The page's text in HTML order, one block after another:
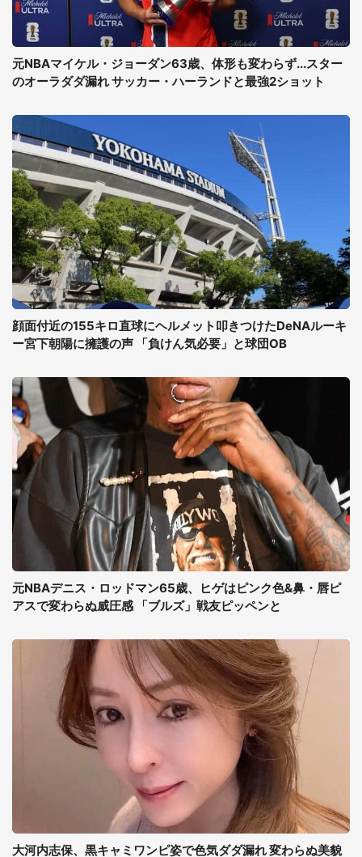
元NBAマイケル・ジョーダン63歳、体形も変わらず...スター
のオーラダダ漏れ サッカー・ハーランドと最強2ショット
顔面付近の155キロ直球にヘルメット叩きつけたDeNAルーキ
ー宮下朝陽に擁護の声 「負けん気必要」と球団OB
元NBAデニス・ロッドマン65歳、ヒゲはピンク色&鼻・唇ピ
アスで変わらぬ威圧感 「ブルズ」戦友ピッペンと
大河内志保、黒キャミワンピ姿で色気ダダ漏れ 変わらぬ美貌